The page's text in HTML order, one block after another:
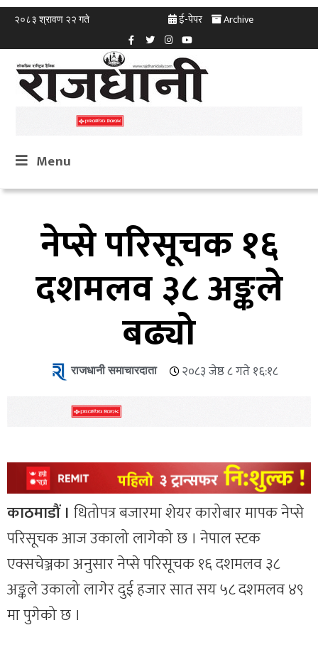
२०८३ श्रावण २२ गते ई-पेपर Archive
Menu
नेप्से परिसूचक १६
दशमलव ३८ अङ्कले
बढ्यो
राजधानी समाचारदाता २०८३ जेष्ठ ८ गते १६:१८
काठमाडौं । धितोपत्र बजारमा शेयर कारोबार मापक नेप्से
परिसूचक आज उकालो लागेको छ । नेपाल स्टक
एक्सचेञ्जका अनुसार नेप्से परिसूचक १६ दशमलव ३८
अङ्कले उकालो लागेर दुई हजार सात सय ५८ दशमलव ४९
मा पुगेको छ ।